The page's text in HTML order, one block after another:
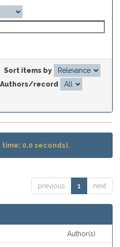
Sort items by
Authors/record
time: 0.0 seconds).
previous 1 next
Author(s)